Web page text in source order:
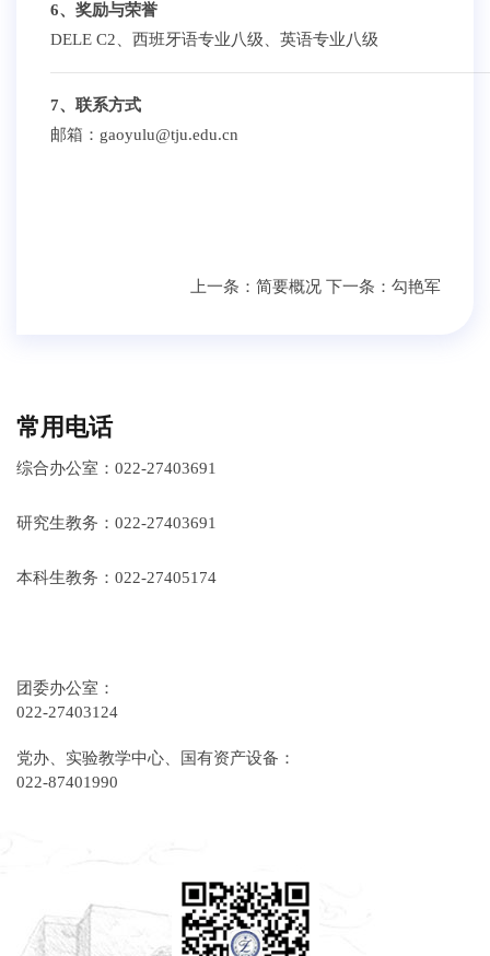
6、奖励与荣誉
DELE C2、西班牙语专业八级、英语专业八级
7、联系方式
邮箱：gaoyulu@tju.edu.cn
上一条： 简要概况 下一条： 勾艳军
常用电话
综合办公室：022-27403691
研究生教务：022-27403691
本科生教务：022-27405174
团委办公室：
022-27403124
党办、实验教学中心、国有资产设备：
022-87401990